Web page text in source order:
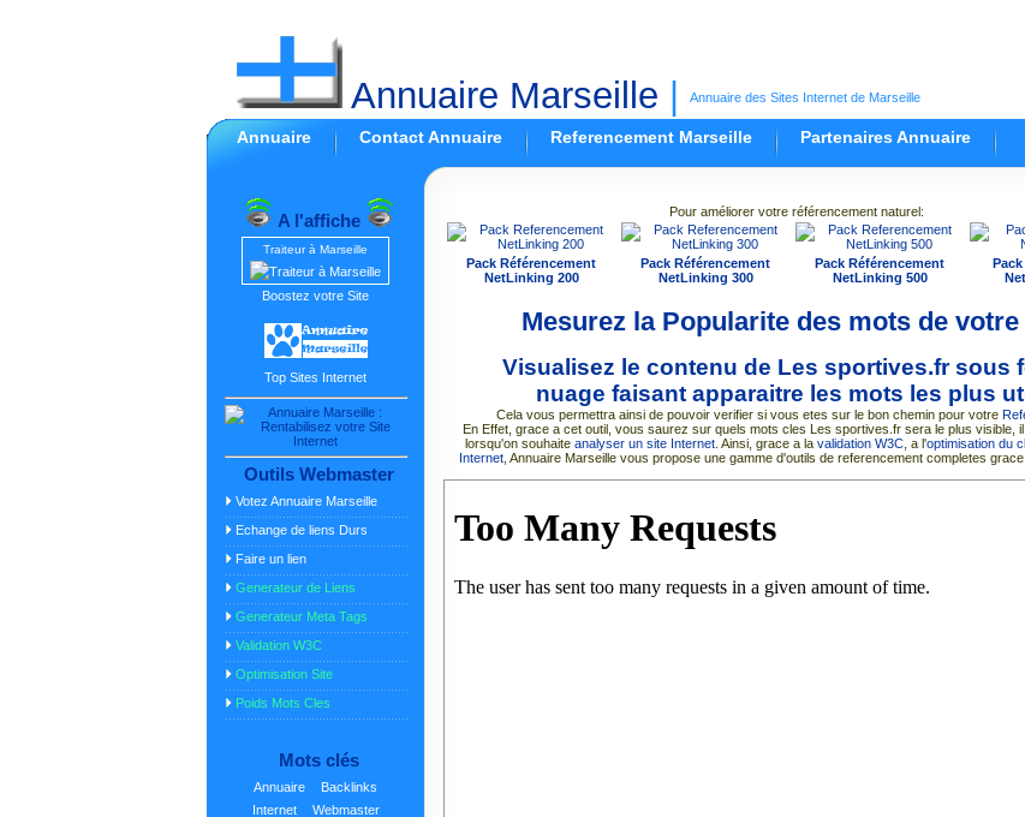
Annuaire Marseille Annuaire des Sites Internet de Marseille
Annuaire Contact Annuaire Referencement Marseille Partenaires Annuaire
A l'affiche
Traiteur à Marseille
Boostez votre Site
Top Sites Internet
Outils Webmaster
Votez Annuaire Marseille
Echange de liens Durs
Faire un lien
Generateur de Liens
Generateur Meta Tags
Validation W3C
Optimisation Site
Poids Mots Cles
Mots clés
Annuaire
Backlinks
Internet
Webmaster
Pour améliorer votre référencement naturel:
Pack Référencement
NetLinking 200
Pack Référencement
NetLinking 300
Pack Référencement
NetLinking 500
Mesurez la Popularite des mots de
Visualisez le contenu de Les sportives.fr sous
nuage faisant apparaitre les mots les plus
Cela vous permettra ainsi de pouvoir verifier si vous etes sur le bon chemin pour votre
En Effet, grace a cet outil, vous saurez sur quels mots cles Les sportives.fr sera le plus visible,
lorsqu'on souhaite analyser un site Internet. Ainsi, grace a la validation W3C, a l'optimisation du
Internet, Annuaire Marseille vous propose une gamme d'outils de referencement completes